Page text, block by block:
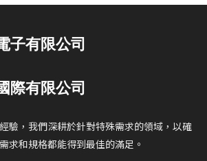
驗，我們深耕於針對特殊需求的領域，以確
求和規格都能得到最佳的滿足。